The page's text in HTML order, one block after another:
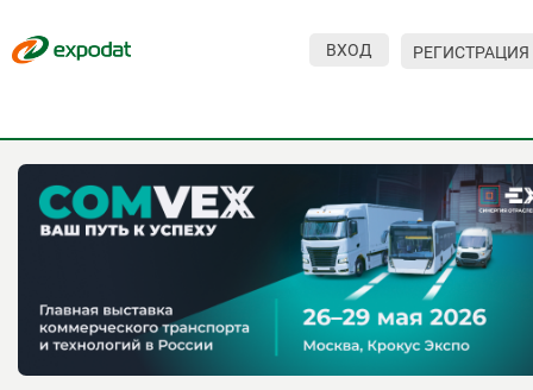
ВХОД РЕГИСТРАЦИЯ
О сервисе
Организаторам